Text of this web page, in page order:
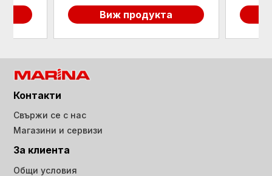
Виж продукта
Контакти
Свържи се с нас
Магазини и сервизи
За клиента
Общи условия